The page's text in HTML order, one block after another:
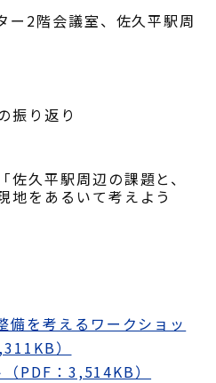
2階会議室、佐久平駅周
振り返り
久平駅周辺の課題と、
をあるいて考えよう
備を考えるワークショッ
）
PDF：3,514KB）